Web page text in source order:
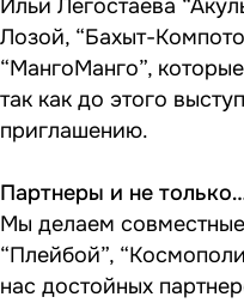
Ильи Легостаева
Лозой, “Бахыт-
“МангоМанго”,
так как до этого
приглашению.
Партнеры и не
Мы делаем
“Плейбой”,
нас достойных